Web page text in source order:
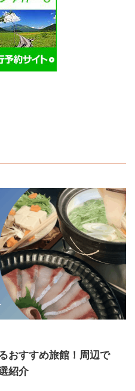
おすすめ旅館！周辺で
紹介